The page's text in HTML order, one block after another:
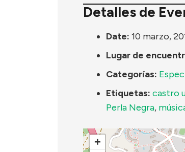
Detalles de
Date: 10 marzo,
Lugar de
Categorías:
Etiquetas: castro
Perla Negra,
+